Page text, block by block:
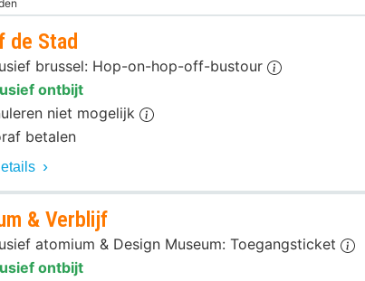
de Stad
brussel: Hop-on-hop-off-bustour
ontbijt
niet mogelijk
betalen
& Verblijf
atomium & Design Museum: Toegangsticket
ontbijt